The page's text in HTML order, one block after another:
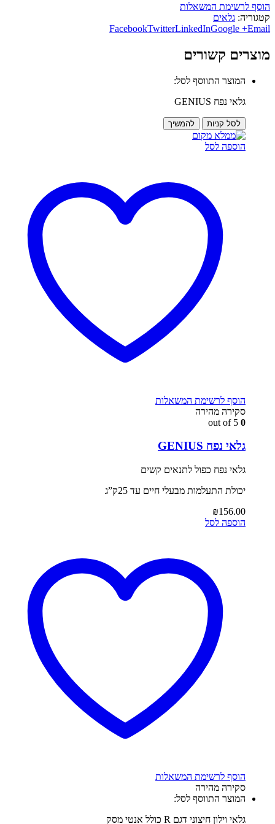
הוסף לרשימת המשאלות
קטגוריה: גלאים
FacebookTwitterLinkedInGoogle +Email
מוצרים קשורים
המוצר התווסף לסל:
גלאי נפח GENIUS
לסל קניות להמשיך
הוספה לסל
הוסף לרשימת המשאלות
סקירה מהירה
0
גלאי נפח GENIUS
גלאי נפח כפול לתנאים קשים
יכולת התעלמות מבעלי חיים עד 25ק”ג
₪156.00
הוספה לסל
הוסף לרשימת המשאלות
סקירה מהירה
המוצר התווסף לסל:
גלאי וילון חיצוני דגם R כולל אנטי מסק